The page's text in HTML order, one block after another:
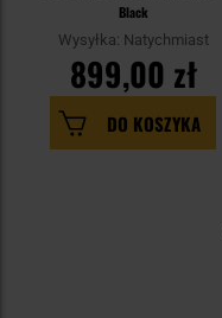
Black
Wysyłka: Natychmiast
899,00 zł
DO KOSZYKA